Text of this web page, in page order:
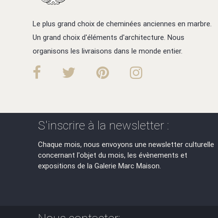
Le plus grand choix de cheminées anciennes en marbre.
Un grand choix d'éléments d'architecture. Nous
organisons les livraisons dans le monde entier.
S'inscrire à la newsletter :
Chaque mois, nous envoyons une newsletter culturelle
concernant l'objet du mois, les évènements et
expositions de la Galerie Marc Maison.